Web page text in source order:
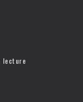
lecture